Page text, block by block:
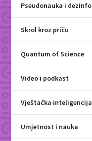
Pseudonauka i
Skrol kroz priču
Quantum of Science
Video i podkast
Vještačka inteligencija
Umjetnost i nauka